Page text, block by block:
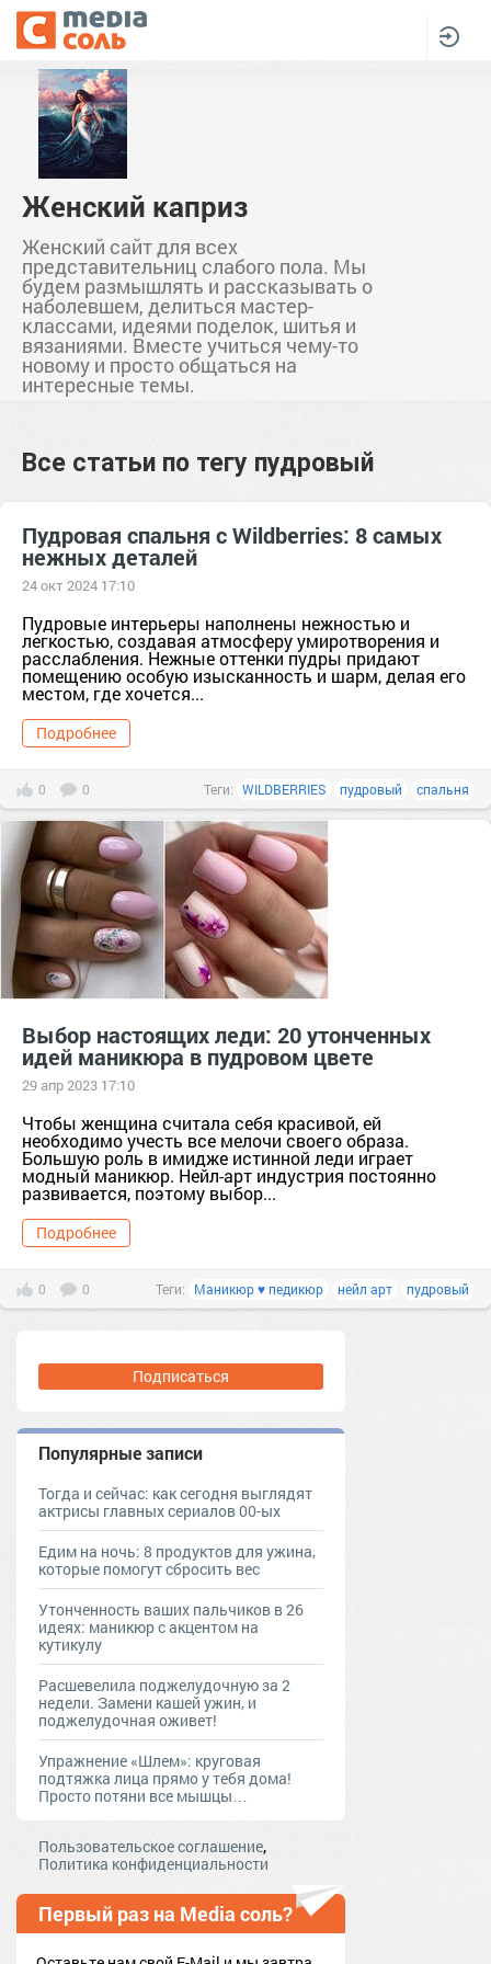
Женский каприз
Женский сайт для всех
представительниц слабого пола. Мы
будем размышлять и рассказывать о
наболевшем, делиться мастер-
классами, идеями поделок, шитья и
вязаниями. Вместе учиться чему-то
новому и просто общаться на
интересные темы.
Все статьи по тегу пудровый
Пудровая спальня с Wildberries: 8 самых
нежных деталей
24 окт 2024 17:10
Пудровые интерьеры наполнены нежностью и
легкостью, создавая атмосферу умиротворения и
расслабления. Нежные оттенки пудры придают
помещению особую изысканность и шарм, делая его
местом, где хочется...
Подробнее
0 0 Теги: WILDBERRIES пудровый спальня
Выбор настоящих леди: 20 утонченных
идей маникюра в пудровом цвете
29 апр 2023 17:10
Чтобы женщина считала себя красивой, ей
необходимо учесть все мелочи своего образа.
Большую роль в имидже истинной леди играет
модный маникюр. Нейл-арт индустрия постоянно
развивается, поэтому выбор...
Подробнее
0 0 Теги: Маникюр ♥ педикюр нейл арт пудровый
Подписаться
Популярные записи
Тогда и сейчас: как сегодня выглядят
актрисы главных сериалов 00-ых
Едим на ночь: 8 продуктов для ужина,
которые помогут сбросить вес
Утонченность ваших пальчиков в 26
идеях: маникюр с акцентом на
кутикулу
Расшевелила поджелудочную за 2
недели. Замени кашей ужин, и
поджелудочная оживет!
Упражнение «Шлем»: круговая
подтяжка лица прямо у тебя дома!
Просто потяни все мышцы…
Пользовательское соглашение,
Политика конфиденциальности
Первый раз на Media соль?